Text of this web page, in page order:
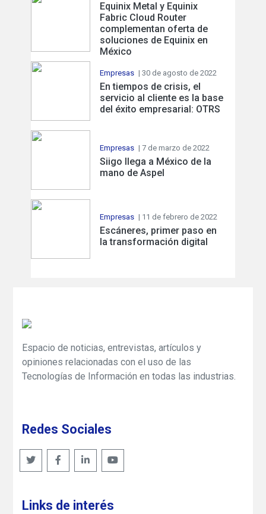
Equinix Metal y Equinix
Fabric Cloud Router
complementan oferta de
soluciones de Equinix en
México
Empresas | 30 de agosto de 2022
En tiempos de crisis, el
servicio al cliente es la base
del éxito empresarial: OTRS
Empresas | 7 de marzo de 2022
Siigo llega a México de la
mano de Aspel
Empresas | 11 de febrero de 2022
Escáneres, primer paso en
la transformación digital
Espacio de noticias, entrevistas, artículos y
opiniones relacionadas con el uso de las
Tecnologías de Información en todas las industrias.
Redes Sociales
Links de interés